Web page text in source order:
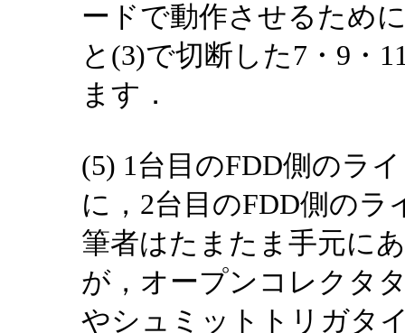
ードで動作させるため
と(3)で切断した7・9・
ます．
(5) 1台目のFDD側のラ
に，2台目のFDD側の
筆者はたまたま手元に
が，オープンコレクタ
やシュミットトリガタ